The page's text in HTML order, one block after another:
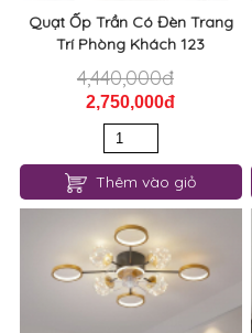
Quạt Ốp Trần Có Đèn Trang
Trí Phòng Khách 123
4,440,000đ
2,750,000đ
Thêm vào giỏ